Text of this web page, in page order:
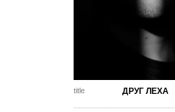
title ДРУГ ЛЕХА